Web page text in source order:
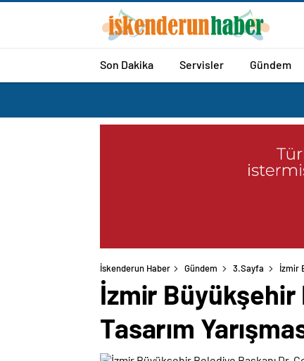
Son Dakika Servisler Gündem
İskenderun Haber Gündem 3.Sayfa İzmir
İzmir Büyükşehir
Tasarım